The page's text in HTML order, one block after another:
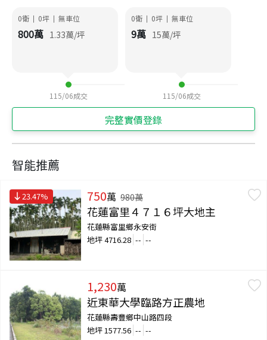
0衛 | 0坪 | 無車位
800萬 1.33萬/坪
115/06成交
0衛 | 0坪 | 無車位
9萬 15萬/坪
115/06成交
完整實價登錄
智能推薦
23.47% 750萬 980萬
花蓮富里４７１６坪大地主
花蓮縣富里鄉永安街
地坪4716.28 -- --
1,230萬
近東華大學臨路方正農地
花蓮縣壽豐鄉中山路四段
地坪 1577.56 -- --